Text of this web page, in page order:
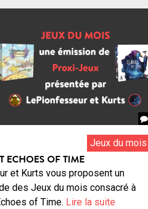
Jeux du mois
ECHOES OF TIME
et Kurts vous proposent un
des Jeux du mois consacré à
of Time. Lire la suite